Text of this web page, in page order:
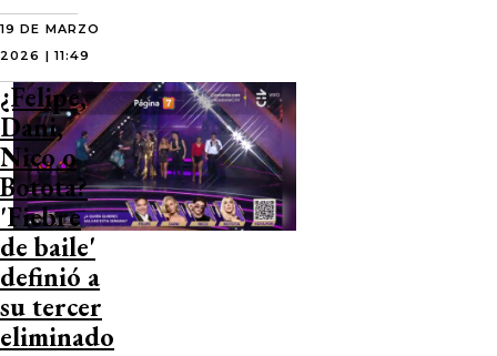
19 DE MARZO
2026 | 11:49
¿Felipe,
Dani,
Nico o
Botota?
'Fiebre
de baile'
definió a
su tercer
eliminado